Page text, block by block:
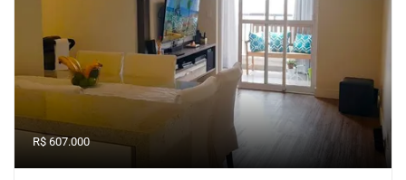
R$ 607.000